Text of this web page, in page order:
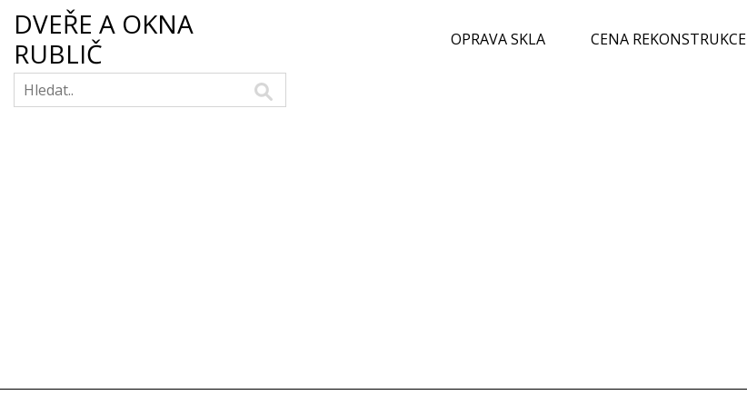
DVEŘE A OKNA
RUBLIČ
OPRAVA SKLA CENA REKONSTRUKCE